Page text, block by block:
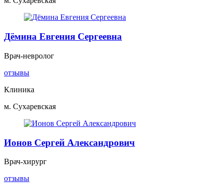
Дёмина Евгения Сергеевна
Врач-невролог
отзывы
Клиника
м. Сухаревская
Ионов Сергей Александрович
Врач-хирург
отзывы